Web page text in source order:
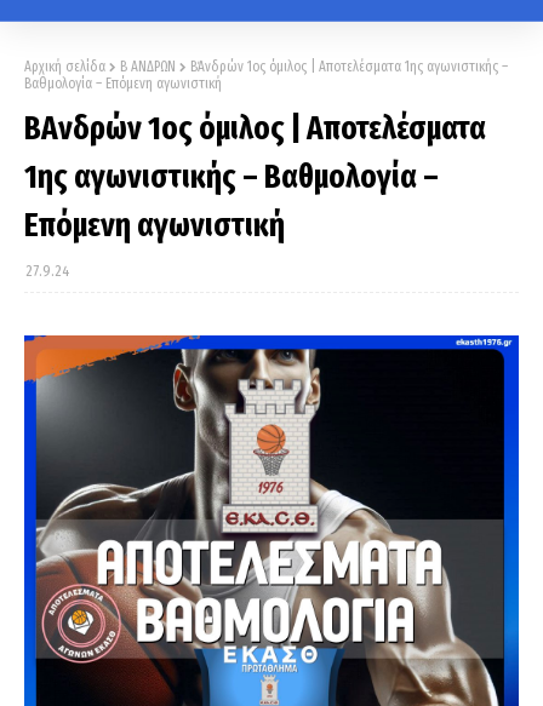
Αρχική σελίδα Β ΑΝΔΡΩΝ
Β΄Ανδρών 1ος όμιλος | Αποτελέσματα 1ης αγωνιστικής –
Βαθμολογία – Επόμενη αγωνιστική
Β΄Ανδρών 1ος όμιλος | Αποτελέσματα
1ης αγωνιστικής – Βαθμολογία –
Επόμενη αγωνιστική
27.9.24